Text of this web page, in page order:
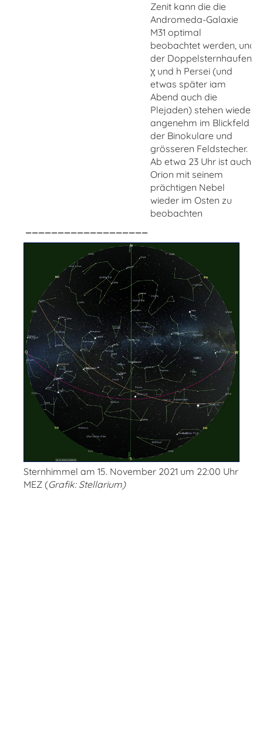
Zenit kann die die
Andromeda-Galaxie
M31 optimal
beobachtet werden, und
der Doppelsternhaufen
χ und h Persei (und
etwas später iam
Abend auch die
Plejaden) stehen wieder
angenehm im Blickfeld
der Binokulare und
grösseren Feldstecher.
Ab etwa 23 Uhr ist auch
Orion mit seinem
prächtigen Nebel
wieder im Osten zu
beobachten
Sternhimmel am 15. November 2021 um 22:00 Uhr
MEZ (Grafik: Stellarium)